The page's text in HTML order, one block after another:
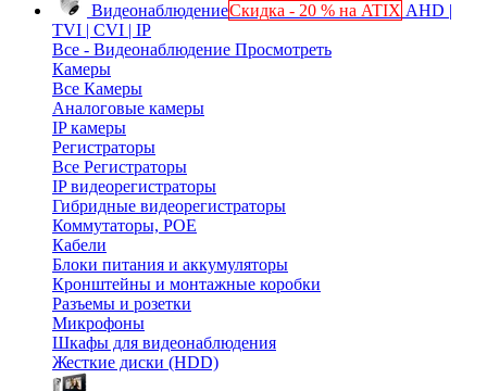
ВидеонаблюдениеСкидка - 20 % на ATIX AHD |
TVI | CVI | IP
Все - Видеонаблюдение Просмотреть
Камеры
Все Камеры
Аналоговые камеры
IP камеры
Регистраторы
Все Регистраторы
IP видеорегистраторы
Гибридные видеорегистраторы
Коммутаторы, POE
Кабели
Блоки питания и аккумуляторы
Кронштейны и монтажные коробки
Разъемы и розетки
Микрофоны
Шкафы для видеонаблюдения
Жесткие диски (HDD)